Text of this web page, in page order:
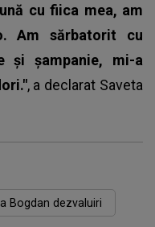
cu fiica mea, am
Am sărbatorit cu
și șampanie, mi-a
, a declarat Saveta
Bogdan dezvaluiri